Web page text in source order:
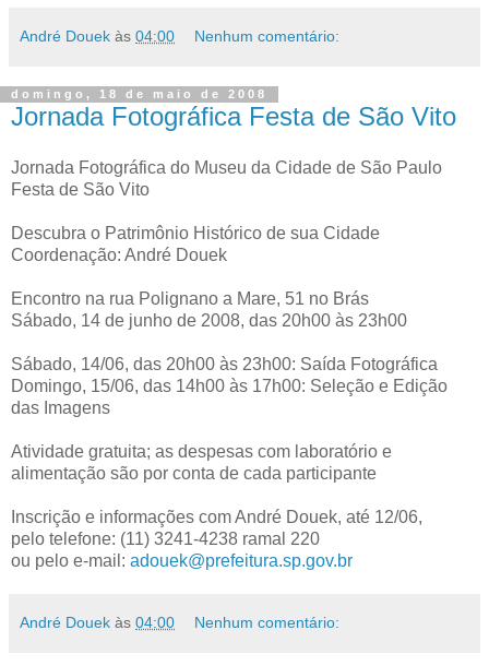
André Douek às 04:00 Nenhum comentário:
domingo, 18 de maio de 2008
Jornada Fotográfica Festa de São Vito
Jornada Fotográfica do Museu da Cidade de São Paulo
Festa de São Vito
Descubra o Patrimônio Histórico de sua Cidade
Coordenação: André Douek
Encontro na rua Polignano a Mare, 51 no Brás
Sábado, 14 de junho de 2008, das 20h00 às 23h00
Sábado, 14/06, das 20h00 às 23h00: Saída Fotográfica
Domingo, 15/06, das 14h00 às 17h00: Seleção e Edição
das Imagens
Atividade gratuita; as despesas com laboratório e
alimentação são por conta de cada participante
Inscrição e informações com André Douek, até 12/06,
pelo telefone: (11) 3241-4238 ramal 220
ou pelo e-mail: adouek@prefeitura.sp.gov.br
André Douek às 04:00 Nenhum comentário: